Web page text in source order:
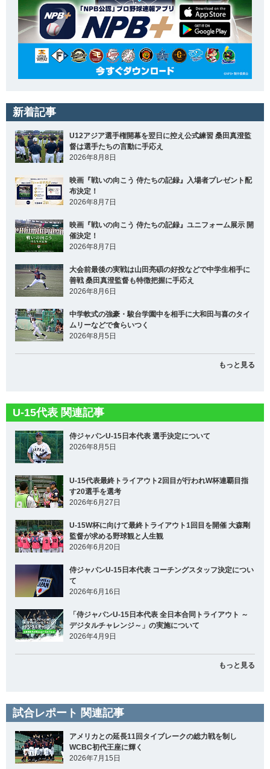
新着記事
U12アジア選手権開幕を翌日に控え公式練習 桑田真澄監
督は選手たちの言動に手応え
2026年8月8日
映画『戦いの向こう 侍たちの記録』入場者プレゼント配
布決定！
2026年8月7日
映画『戦いの向こう 侍たちの記録』ユニフォーム展示 開
催決定！
2026年8月7日
大会前最後の実戦は山田亮碩の好投などで中学生相手に
善戦 桑田真澄監督も特徴把握に手応え
2026年8月6日
中学軟式の強豪・駿台学園中を相手に大和田与喜のタイ
ムリーなどで食らいつく
2026年8月5日
もっと見る
U-15代表 関連記事
侍ジャパンU-15日本代表 選手決定について
2026年8月5日
U-15代表最終トライアウト2回目が行われW杯連覇目指
す20選手を選考
2026年6月27日
U-15W杯に向けて最終トライアウト1回目を開催 大森剛
監督が求める野球観と人生観
2026年6月20日
侍ジャパンU-15日本代表 コーチングスタッフ決定につい
て
2026年6月16日
「侍ジャパンU-15日本代表 全日本合同トライアウト ～
デジタルチャレンジ～」の実施について
2026年4月9日
もっと見る
試合レポート 関連記事
アメリカとの延長11回タイブレークの総力戦を制し
WCBC初代王座に輝く
2026年7月15日